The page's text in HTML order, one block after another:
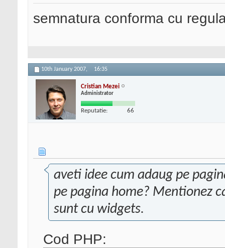
semnatura conforma cu
10th January 2007, 16:35
Cristian Mezei
Administrator
Reputatie: 66
aveti idee cum adaug pe
pe pagina home? Mentionez
sunt cu widgets.
Cod PHP: